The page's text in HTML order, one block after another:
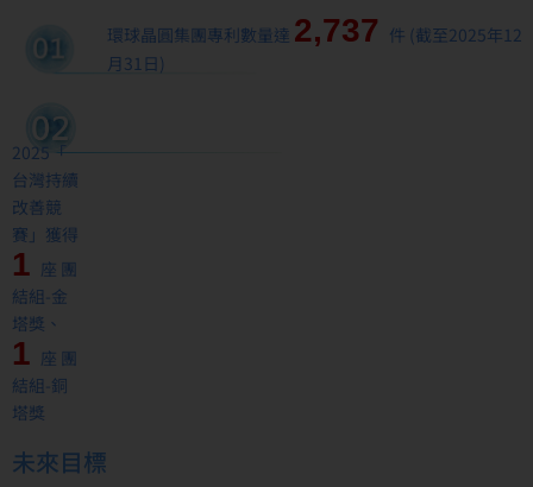
環球晶圓集團專利數量達 2,737 件 (截至2025年12
月31日)
2025「
台灣持續
改善競
賽」獲得
1 座 團
結組-金
塔獎、
1 座 團
結組-銅
塔獎
未來目標